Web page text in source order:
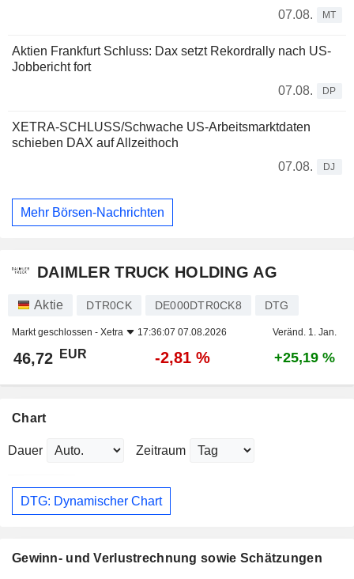
07.08.
MT
Aktien Frankfurt Schluss: Dax setzt Rekordrally nach US-
Jobbericht fort
07.08.
DP
XETRA-SCHLUSS/Schwache US-Arbeitsmarktdaten
schieben DAX auf Allzeithoch
07.08.
DJ
Mehr Börsen-Nachrichten
DAIMLER TRUCK HOLDING AG
Aktie DTR0CK DE000DTR0CK8 DTG
Markt geschlossen - Xetra 17:36:07 07.08.2026 Veränd. 1. Jan.
46,72 EUR -2,81 % +25,19 %
Chart
Dauer Zeitraum
DTG: Dynamischer Chart
Gewinn- und Verlustrechnung sowie Schätzungen